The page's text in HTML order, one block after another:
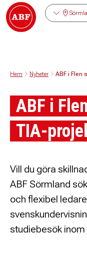
Hem Nyheter ABF i Flen
ABF i
TIA-
Vill du göra
ABF Sörmland
och flexibel
studiebesök